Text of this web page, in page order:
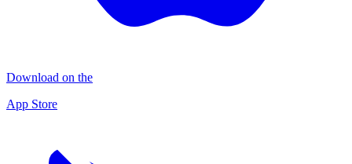
Download on the
App Store